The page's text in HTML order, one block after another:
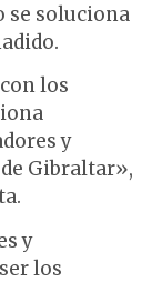
se soluciona
los
y
Gibraltar»,
y
los